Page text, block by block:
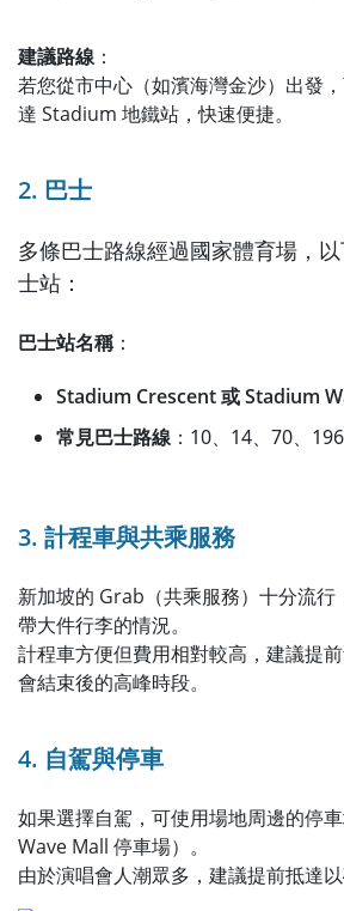
建議路線 ：
若您從市中心（如濱海灣金沙）出發
達 Stadium 地鐵站，快速便捷。
2. 巴士
多條巴士路線經過國家體育場，
士站：
巴士站名稱：
Stadium Crescent 或 Stadium
常見巴士路線 ：10、14、70、
3. 計程車與共乘服務
新加坡的 Grab（共乘服務）十分流行
帶大件行李的情況。
計程車方便但費用相對較高，建議提
會結束後的高峰時段。
4. 自駕與停車
如果選擇自駕，可使用場地周邊的停
Wave Mall 停車場）。
由於演唱會人潮眾多，建議提前抵達以